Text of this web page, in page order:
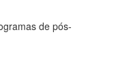
de pós-